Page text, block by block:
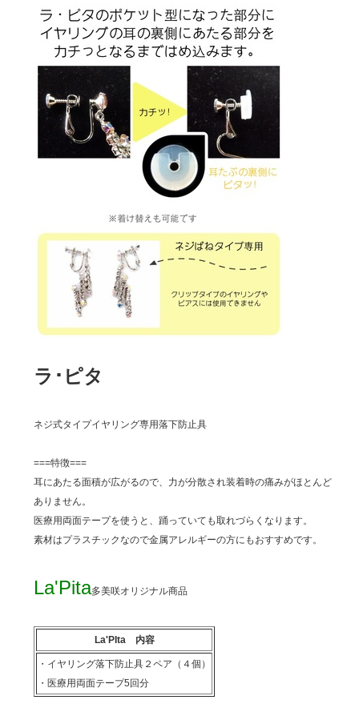
ラ･ピタ
ネジ式タイプイヤリング専用落下防止具
===特徴===
耳にあたる面積が広がるので、力が分散され装着時の痛みがほとんど
ありません。
医療用両面テープを使うと、踊っていても取れづらくなります。
素材はプラスチックなので金属アレルギーの方にもおすすめです。
La'Pita多美咲オリジナル商品
La'PIta 内容
・イヤリング落下防止具２ペア（４個）
・医療用両面テープ5回分